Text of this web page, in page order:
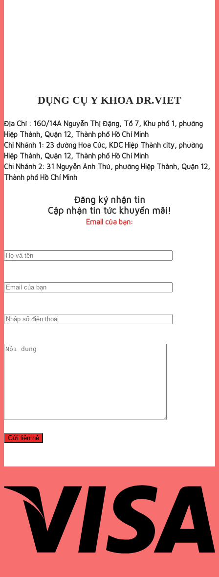
DỤNG CỤ Y KHOA DR.VIET
Địa Chỉ : 160/14A Nguyễn Thị Đặng, Tổ 7, Khu phố 1, phường
Hiệp Thành, Quận 12, Thành phố Hồ Chí Minh
Chi Nhánh 1: 23 đường Hoa Cúc, KDC Hiệp Thành city, phường
Hiệp Thành, Quận 12, Thành phố Hồ Chí Minh
Chi Nhánh 2: 31 Nguyễn Ảnh Thủ, phường Hiệp Thành, Quận 12,
Thành phố Hồ Chí Minh
Đăng ký nhận tin
Cập nhận tin tức khuyến mãi!
Email của bạn: